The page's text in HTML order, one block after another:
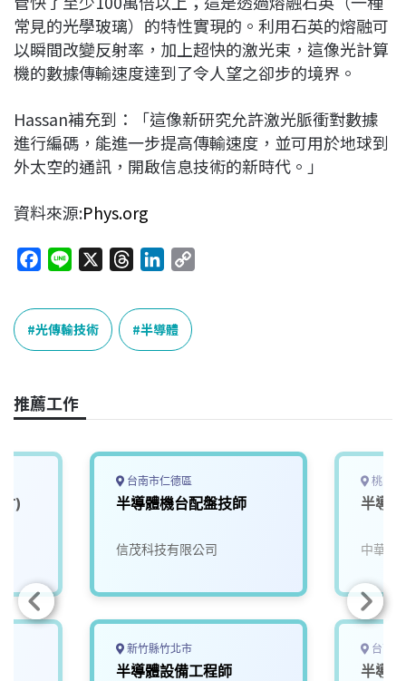
常見的光學玻璃）的特性實現的。利用石英的熔融可
以瞬間改變反射率，加上超快的激光束，這像光計算
機的數據傳輸速度達到了令人望之卻步的境界。
Hassan補充到：「這像新研究允許激光脈衝對數據
進行編碼，能進一步提高傳輸速度，並可用於地球到
外太空的通訊，開啟信息技術的新時代。」
資料來源:Phys.org
c
e
b
o
k
n
e
r
e
a
n
k
e
n
k
光傳輸技術 半導體
推薦工作
)
台南市仁德區
半導體機台配盤技師
信茂科技有限公司
新竹縣竹北市
半導體設備工程師
桃園
半導
中華科
台南
半導